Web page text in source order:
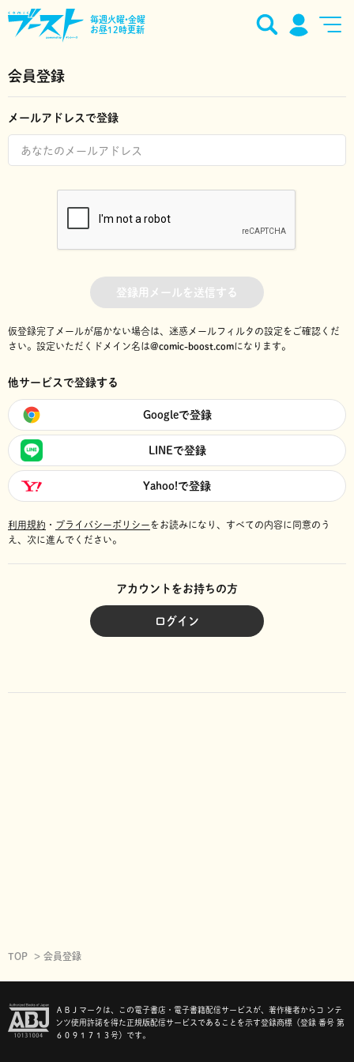
毎週火曜•金曜
お昼12時更新
会員登録
メールアドレスで登録
登録用メールを送信する
仮登録完了メールが届かない場合は、迷惑メールフィルタの設定をご確認くだ
さい。 設定いただくドメイン名は@comic-boost.comになります。
他サービスで登録する
Googleで登録
LINEで登録
Yahoo!で登録
利用規約 ・ プライバシーポリシーをお読みになり、 すべての内容に同意のう
え、次に進んでください。
アカウントをお持ちの方
ログイン
TOP 会員登録
ＡＢＪマークは、この電子書店・電子書籍配信サービスが、著作権者からコ ンテ
ンツ使用許諾を得た正規版配信サービスであることを示す登録商標（登録 番号 第
６０９１７１３号）です。